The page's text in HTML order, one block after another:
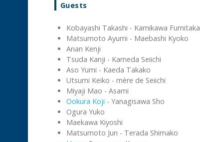
Guests
Kobayashi Takashi - Kamikawa Fumitaka
Matsumoto Ayumi - Maebashi Kyoko
Anan Kenji
Tsuda Kanji - Kameda Seiichi
Aso Yumi - Kaeda Takako
Utsumi Keiko - mère de Seiichi
Miyaji Mao - Asami
Ookura Koji - Yanagisawa Sho
Ogura Yuko
Maekawa Kiyoshi
Matsumoto Jun - Terada Shimako